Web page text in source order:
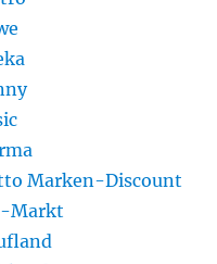
Marken-Discount
Markt